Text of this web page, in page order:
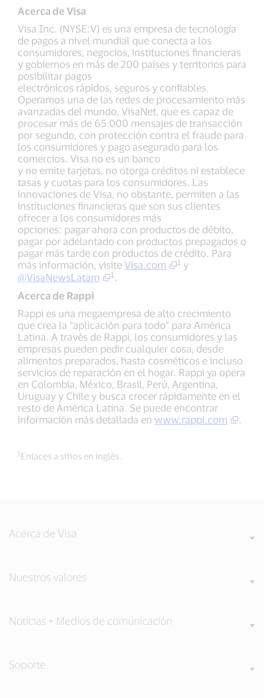
Acerca de Visa
Visa Inc. (NYSE:V) es una empresa de tecnología
de pagos a nivel mundial que conecta a los
consumidores, negocios, instituciones financieras
y gobiernos en más de 200 países y territorios para
posibilitar pagos
electrónicos rápidos, seguros y confiables.
Operamos una de las redes de procesamiento más
avanzadas del mundo, VisaNet, que es capaz de
procesar más de 65.000 mensajes de transacción
por segundo, con protección contra el fraude para
los consumidores y pago asegurado para los
comercios. Visa no es un banco
y no emite tarjetas, no otorga créditos ni establece
tasas y cuotas para los consumidores. Las
innovaciones de Visa, no obstante, permiten a las
instituciones financieras que son sus clientes
ofrecer a los consumidores más
opciones: pagar ahora con productos de débito,
pagar por adelantado con productos prepagados o
pagar más tarde con productos de crédito. Para
más información, visite Visa.com 1 y
@VisaNewsLatam
1 .
Acerca de Rappi
Rappi es una megaempresa de alto crecimiento
que crea la “aplicación para todo” para América
Latina. A través de Rappi, los consumidores y las
empresas pueden pedir cualquier cosa, desde
alimentos preparados, hasta cosméticos e incluso
servicios de reparación en el hogar. Rappi ya opera
en Colombia, México, Brasil, Perú, Argentina,
Uruguay y Chile y busca crecer rápidamente en el
resto de América Latina. Se puede encontrar
información más detallada en www.rappi.com .
1 Enlaces a sitios en inglés.
Acerca de Visa
Nuestros valores
Noticias + Medios de comunicación
Soporte